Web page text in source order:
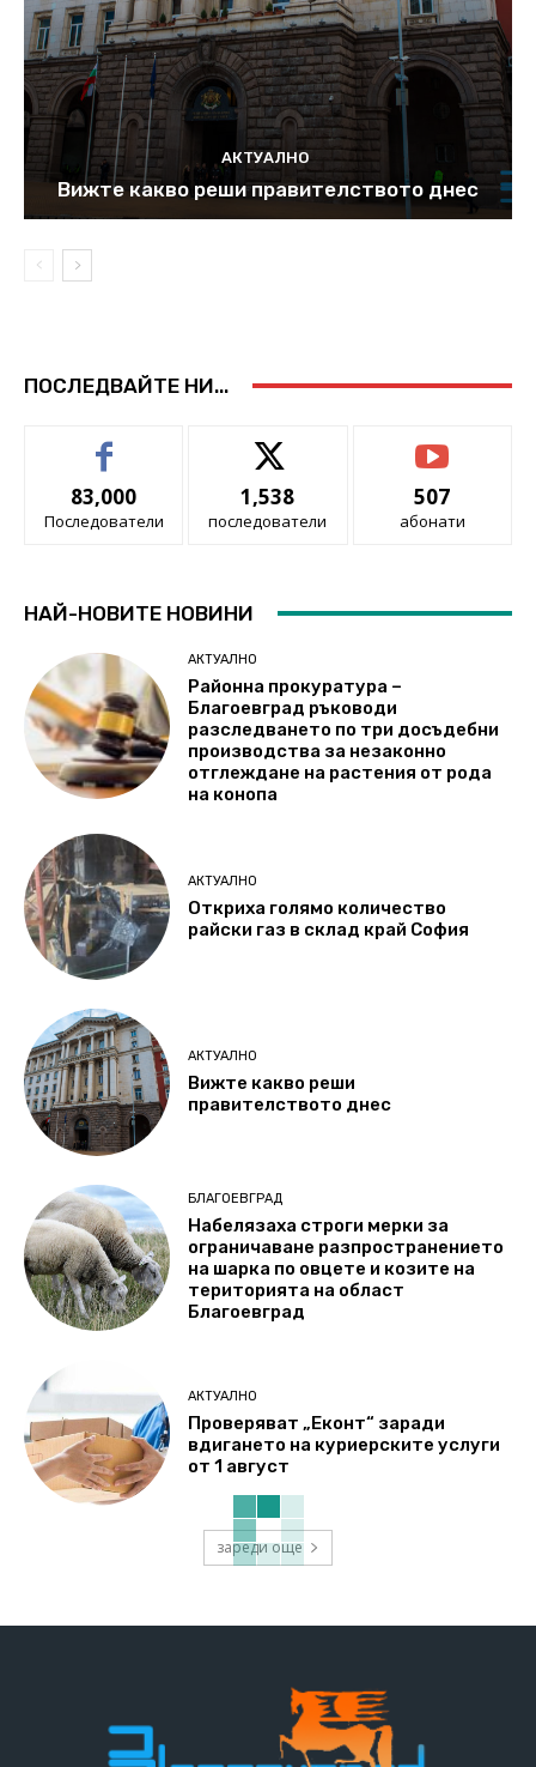
АКТУАЛНО
Вижте какво реши правителството днес
ПОСЛЕДВАЙТЕ НИ...
83,000
Последователи
1,538
последователи
507
абонати
НАЙ-НОВИТЕ НОВИНИ
АКТУАЛНО
Районна прокуратура –
Благоевград ръководи
разследването по три досъдебни
производства за незаконно
отглеждане на растения от рода
на конопа
АКТУАЛНО
Откриха голямо количество
райски газ в склад край София
АКТУАЛНО
Вижте какво реши
правителството днес
БЛАГОЕВГРАД
Набелязаха строги мерки за
ограничаване разпространението
на шарка по овцете и козите на
територията на област
Благоевград
АКТУАЛНО
Проверяват „Еконт“ заради
вдигането на куриерските услуги
от 1 август
зареди още